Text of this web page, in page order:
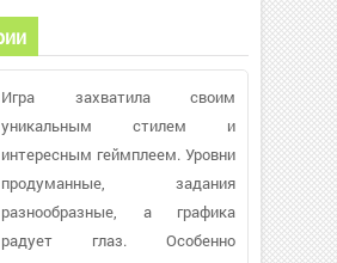
Игра захватила своим
уникальным стилем и
интересным геймплеем. Уровни
продуманные, задания
разнообразные, а графика
радует глаз. Особенно